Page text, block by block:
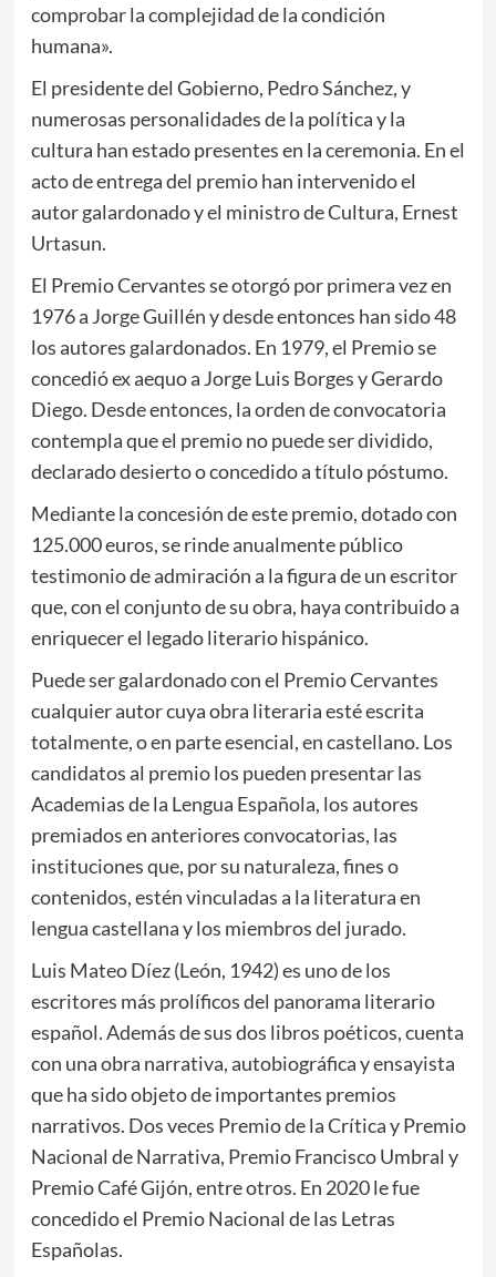
comprobar la complejidad de la condición
humana».
El presidente del Gobierno, Pedro Sánchez, y
numerosas personalidades de la política y la
cultura han estado presentes en la ceremonia. En el
acto de entrega del premio han intervenido el
autor galardonado y el ministro de Cultura, Ernest
Urtasun.
El Premio Cervantes se otorgó por primera vez en
1976 a Jorge Guillén y desde entonces han sido 48
los autores galardonados. En 1979, el Premio se
concedió ex aequo a Jorge Luis Borges y Gerardo
Diego. Desde entonces, la orden de convocatoria
contempla que el premio no puede ser dividido,
declarado desierto o concedido a título póstumo.
Mediante la concesión de este premio, dotado con
125.000 euros, se rinde anualmente público
testimonio de admiración a la figura de un escritor
que, con el conjunto de su obra, haya contribuido a
enriquecer el legado literario hispánico.
Puede ser galardonado con el Premio Cervantes
cualquier autor cuya obra literaria esté escrita
totalmente, o en parte esencial, en castellano. Los
candidatos al premio los pueden presentar las
Academias de la Lengua Española, los autores
premiados en anteriores convocatorias, las
instituciones que, por su naturaleza, fines o
contenidos, estén vinculadas a la literatura en
lengua castellana y los miembros del jurado.
Luis Mateo Díez (León, 1942) es uno de los
escritores más prolíficos del panorama literario
español. Además de sus dos libros poéticos, cuenta
con una obra narrativa, autobiográfica y ensayista
que ha sido objeto de importantes premios
narrativos. Dos veces Premio de la Crítica y Premio
Nacional de Narrativa, Premio Francisco Umbral y
Premio Café Gijón, entre otros. En 2020 le fue
concedido el Premio Nacional de las Letras
Españolas.